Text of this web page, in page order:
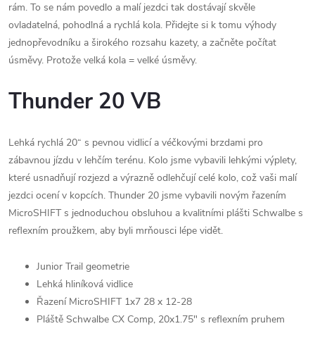
rám. To se nám povedlo a malí jezdci tak dostávají skvěle
ovladatelná, pohodlná a rychlá kola. Přidejte si k tomu výhody
jednopřevodníku a širokého rozsahu kazety, a začněte počítat
úsměvy. Protože velká kola = velké úsměvy.
Thunder 20 VB
Lehká rychlá 20“ s pevnou vidlicí a véčkovými brzdami pro
zábavnou jízdu v lehčím terénu. Kolo jsme vybavili lehkými výplety,
které usnadňují rozjezd a výrazně odlehčují celé kolo, což vaši malí
jezdci ocení v kopcích. Thunder 20 jsme vybavili novým řazením
MicroSHIFT s jednoduchou obsluhou a kvalitními plášti Schwalbe s
reflexním proužkem, aby byli mrňousci lépe vidět.
Junior Trail geometrie
Lehká hliníková vidlice
Řazení MicroSHIFT 1x7 28 x 12-28
Pláště Schwalbe CX Comp, 20x1.75" s reflexním pruhem